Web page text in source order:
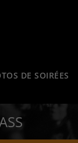
DE SOIRÉES